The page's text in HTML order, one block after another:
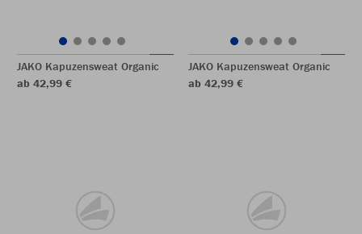
JAKO Kapuzensweat Organic
ab 42,99 €
JAKO Kapuzensweat Organic
ab 42,99 €